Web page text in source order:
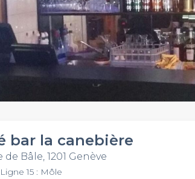
bar la canebière
de Bâle, 1201 Genève
15 : Môle